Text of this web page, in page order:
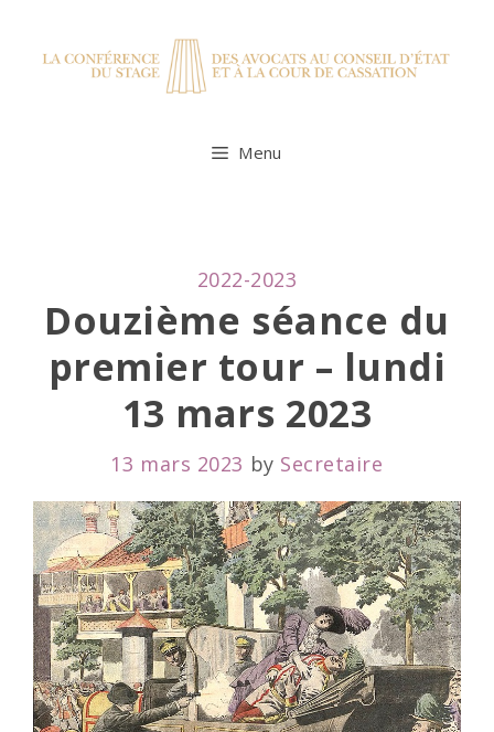
Menu
CATEGORIES
2022-2023
Douzième séance du
premier tour – lundi
13 mars 2023
13 mars 2023 by Secretaire